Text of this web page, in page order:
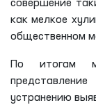
совершение
как мелкое
общественном
По итогам
устранению